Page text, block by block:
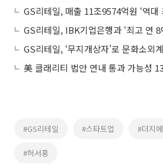
GS리테일, IBK기업은행과 ‘최고 연
#GS리테일 #스타트업 #더지
#허서홍